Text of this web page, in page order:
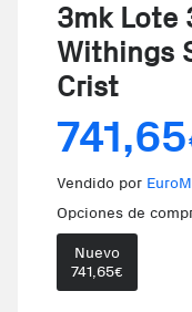
3mk Lote
Withings
Crist
741,65
Vendido por
Opciones de
Nuevo
741,65€